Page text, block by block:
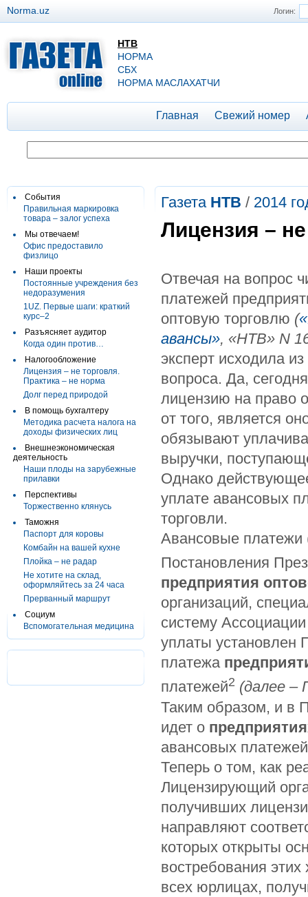
Логин:
Norma.uz
НТВ
НОРМА
СБХ
НОРМА МАСЛАХАТЧИ
Главная Свежий номер
События
Правильная маркировка
товара – залог успеха
Мы отвечаем!
Офис предоставило
физлицо
Наши проекты
Постоянные учреждения без
недоразумения
1UZ. Первые шаги: краткий
курс–2
Разъясняет аудитор
Когда один против…
Налогообложение
Лицензия – не торговля.
Практика – не норма
Долг перед природой
В помощь бухгалтеру
Методика расчета налога на
доходы физических лиц
Внешнеэкономическая
деятельность
Наши плоды на зарубежные
прилавки
Перспективы
Торжественно клянусь
Таможня
Паспорт для коровы
Комбайн на вашей кухне
Плойка – не радар
Не хотите на склад,
оформляйтесь за 24 часа
Прерванный маршрут
Социум
Вспомогательная медицина
Газета НТВ / 2014
Лицензия –
Отвечая на вопрос
платежей
оптовую торговлю (
авансы», «НТВ» N
эксперт исходила
вопроса. Да,
лицензию на право
от того, является
обязывают
выручки,
Однако
уплате авансовых
торговли.
Авансовые платежи
Постановления
предприятия
организаций,
систему
уплаты установлен
платежа
платежей2 (далее –
Таким образом, и в
идет о
авансовых
Теперь о том, как
Лицензирующий
получивших
направляют
которых открыты
востребования
всех юрлицах,